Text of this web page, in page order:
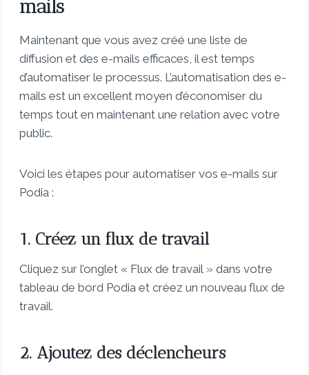
mails
Maintenant que vous avez créé une liste de
diffusion et des e-mails efficaces, il est temps
d’automatiser le processus. L’automatisation des e-
mails est un excellent moyen d’économiser du
temps tout en maintenant une relation avec votre
public.
Voici les étapes pour automatiser vos e-mails sur
Podia :
1. Créez un flux de travail
Cliquez sur l’onglet « Flux de travail » dans votre
tableau de bord Podia et créez un nouveau flux de
travail.
2. Ajoutez des déclencheurs